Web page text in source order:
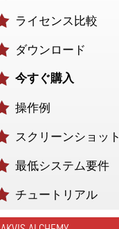
ライセンス比較
ダウンロード
今すぐ購入
操作例
スクリーンショット
最低システム要件
チュートリアル